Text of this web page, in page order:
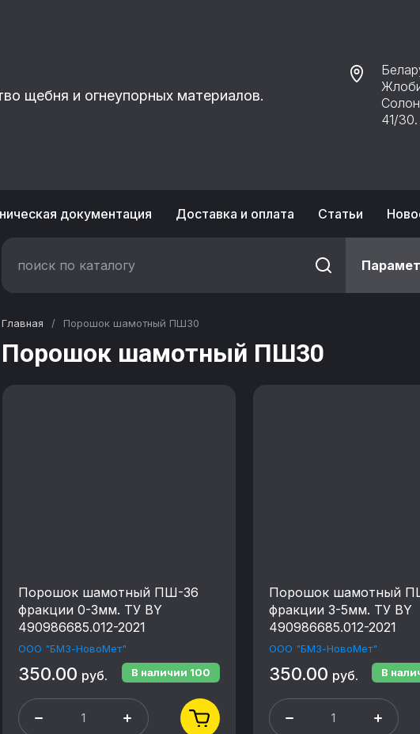
щебня и огнеупорных материалов.
41/30.
документация Доставка и оплата Статьи
Главная / Порошок шамотный ПШ30
Порошок шамотный ПШ30
Порошок шамотный ПШ-36
фракции 0-3мм. ТУ BY
490986685.012-2021
ООО "БМЗ-НовоМет"
В наличии 100
350.00 руб.
Порошок шамотный
фракции 3-5мм. ТУ BY
490986685.012-2021
ООО "БМЗ-НовоМет"
В
350.00 руб.